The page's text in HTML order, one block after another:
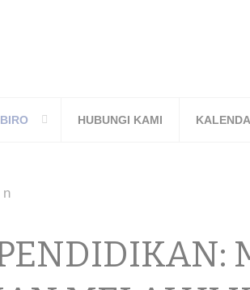
HUBUNGI KAMI